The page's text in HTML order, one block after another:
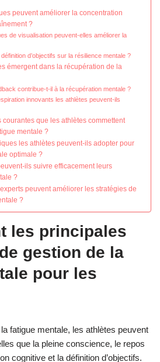
peuvent améliorer la concentration
?
de visualisation peuvent-elles améliorer la
d’objectifs sur la résilience mentale ?
émergent dans la récupération de la
contribue-t-il à la récupération mentale ?
innovants les athlètes peuvent-ils
courantes que les athlètes commettent
mentale ?
les athlètes peuvent-ils adopter pour
optimale ?
ils suivre efficacement leurs
?
peuvent améliorer les stratégies de
?
les principales
gestion de la
pour les
fatigue mentale, les athlètes peuvent
que la pleine conscience, le repos
cognitive et la définition d’objectifs.